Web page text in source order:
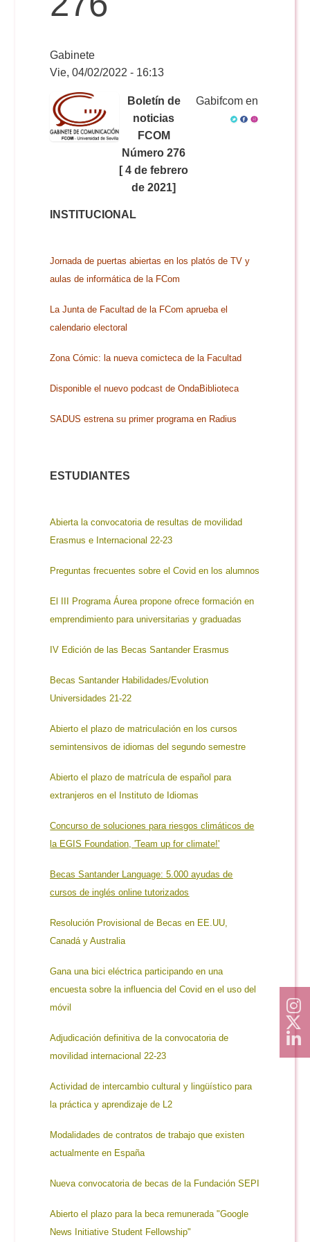
Horarios
Comunicación Audiovisual
Doble Grado PER/CAV
Exámenes Grado
Publicidad y RR.PP
Doble Grado PER/CAV
#miTFG
#YoPractico
Gabinete
Vie, 04/02/2022 - 16:13
Boletín de
noticias
FCOM
Número 276
[ 4 de febrero
de 2021]
Gabifcom en
INSTITUCIONAL
Jornada de puertas abiertas en los platós de TV y
aulas de informática de la FCom
La Junta de Facultad de la FCom aprueba el
calendario electoral
Zona Cómic: la nueva comicteca de la Facultad
Disponible el nuevo podcast de OndaBiblioteca
SADUS estrena su primer programa en Radius
ESTUDIANTES
Abierta la convocatoria de resultas de movilidad
Erasmus e Internacional 22-23
Preguntas frecuentes sobre el Covid en los alumnos
El III Programa Áurea propone ofrece formación en
emprendimiento para universitarias y graduadas
IV Edición de las Becas Santander Erasmus
Becas Santander Habilidades/Evolution
Universidades 21-22
Abierto el plazo de matriculación en los cursos
semintensivos de idiomas del segundo semestre
Abierto el plazo de matrícula de español para
extranjeros en el Instituto de Idiomas
Concurso de soluciones para riesgos climáticos de
la EGIS Foundation, 'Team up for climate!'
Becas Santander Language: 5.000 ayudas de
cursos de inglés online tutorizados
Resolución Provisional de Becas en EE.UU,
Canadá y Australia
Gana una bici eléctrica participando en una
encuesta sobre la influencia del Covid en el uso del
móvil
Adjudicación definitiva de la convocatoria de
movilidad internacional 22-23
Actividad de intercambio cultural y lingüístico para
la práctica y aprendizaje de L2
Modalidades de contratos de trabajo que existen
actualmente en España
Nueva convocatoria de becas de la Fundación SEPI
Abierto el plazo para la beca remunerada "Google
News Initiative Student Fellowship"